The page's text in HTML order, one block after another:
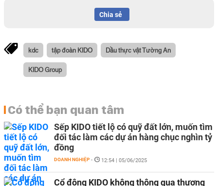
Chia sẻ
kdc tập đoàn KIDO Dầu thực vật Tường An
KIDO Group
Có thể bạn quan tâm
Sếp KIDO tiết lộ có quỹ đất lớn, muốn tìm
đối tác làm các dự án hàng chục nghìn tỷ
đồng
DOANH NGHIỆP - 12:54 | 05/06/2025
Cổ đông KIDO không thông qua thương